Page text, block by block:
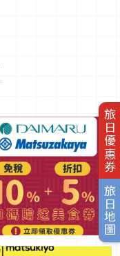
旅日優惠券
旅日地圖